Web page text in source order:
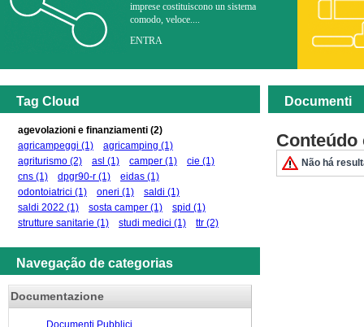
imprese costituiscono un sistema
comodo, veloce....
ENTRA
Tag Cloud
agevolazioni e finanziamenti (2)
agricampeggi (1) agricamping (1)
agriturismo (2) asl (1) camper (1) cie (1)
cns (1) dpgr90-r (1) eidas (1)
odontoiatrici (1) oneri (1) saldi (1)
saldi 2022 (1) sosta camper (1) spid (1)
strutture sanitarie (1) studi medici (1) ttr (2)
Navegação de categorias
Documentazione
Documenti Pubblici
Documenti
Não há